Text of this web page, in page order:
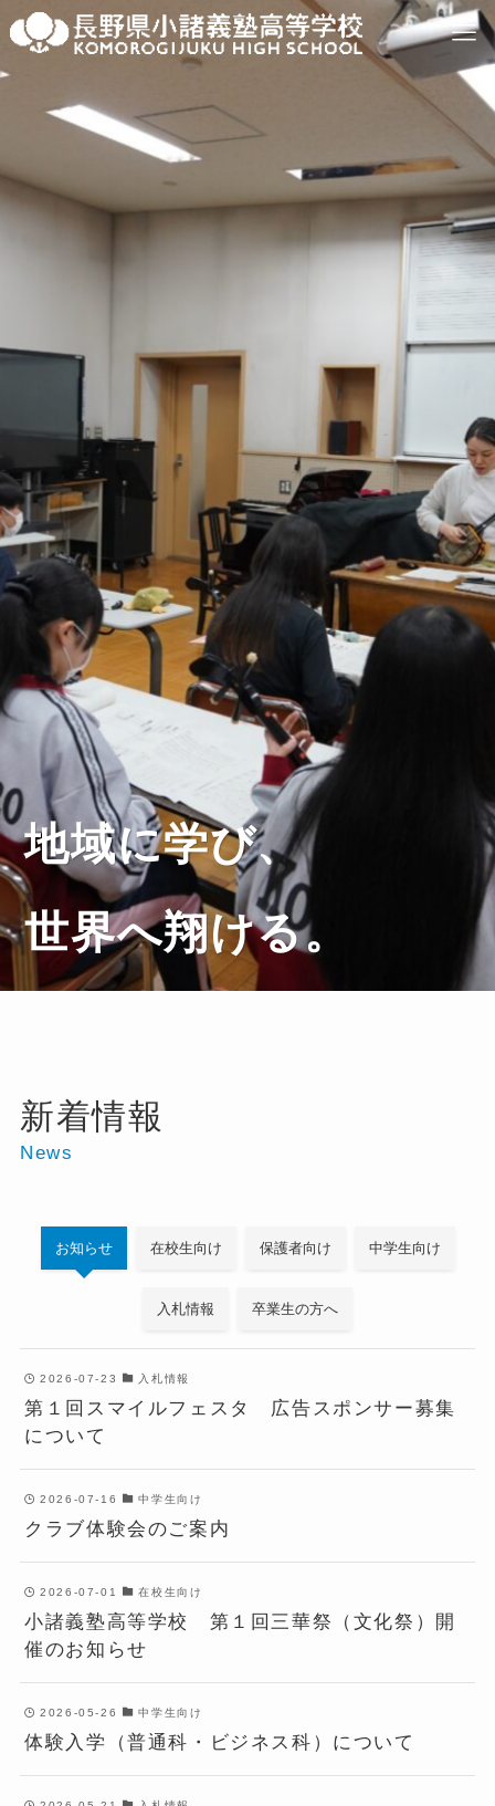
地域に学び、
世界へ翔ける。
新着情報
News
お知らせ 在校生向け 保護者向け 中学生向け
入札情報 卒業生の方へ
2026-07-23 入札情報
第１回スマイルフェスタ 広告スポンサー募集
について
2026-07-16 中学生向け
クラブ体験会のご案内
2026-07-01 在校生向け
小諸義塾高等学校 第１回三華祭（文化祭）開
催のお知らせ
2026-05-26 中学生向け
体験入学（普通科・ビジネス科）について